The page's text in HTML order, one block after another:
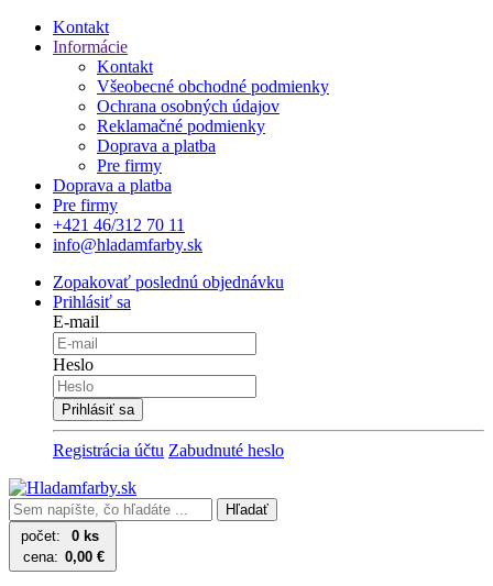
Kontakt
Informácie
Kontakt
Všeobecné obchodné podmienky
Ochrana osobných údajov
Reklamačné podmienky
Doprava a platba
Pre firmy
Doprava a platba
Pre firmy
+421 46/312 70 11
info@hladamfarby.sk
Zopakovať poslednú objednávku
Prihlásiť sa
E-mail
Heslo
Registrácia účtu Zabudnuté heslo
Hľadať
počet:
0 ks
cena: 0,00 €